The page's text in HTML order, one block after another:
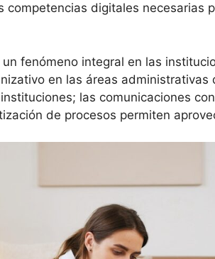
digitales necesarias
fenómeno integral en las
en las áreas
las comunicaciones
de procesos permiten